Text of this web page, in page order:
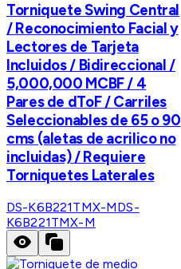
Torniquete Swing Central
/ Reconocimiento Facial y
Lectores de Tarjeta
Incluidos / Bidireccional /
5,000,000 MCBF / 4
Pares de dToF / Carriles
Seleccionables de 65 o 90
cms (aletas de acrilico no
incluidas) / Requiere
Torniquetes Laterales
DS-K6B221TMX-MDS-
K6B221TMX-M